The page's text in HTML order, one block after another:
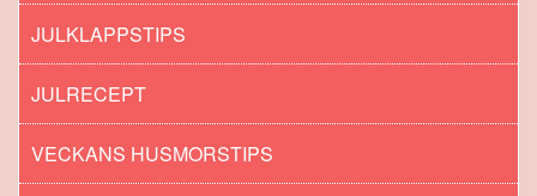
JULKLAPPSTIPS
JULRECEPT
VECKANS HUSMORSTIPS